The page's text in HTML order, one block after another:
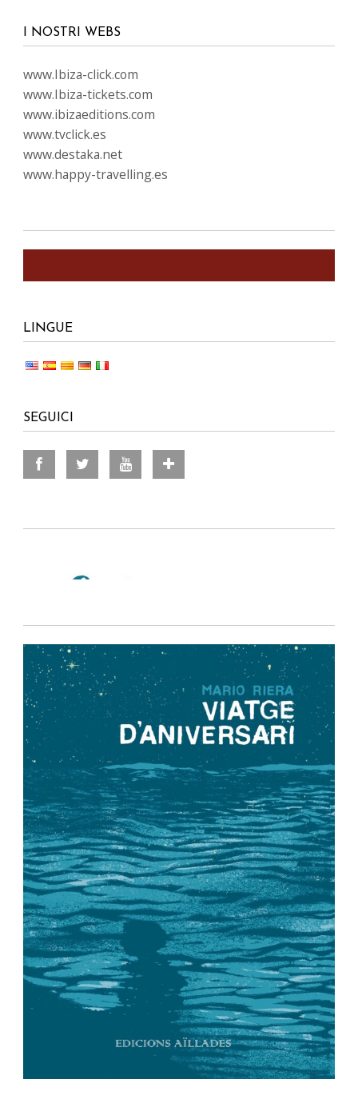
I NOSTRI WEBS
www.Ibiza-click.com
www.Ibiza-tickets.com
www.ibizaeditions.com
www.tvclick.es
www.destaka.net
www.happy-travelling.es
LINGUE
SEGUICI